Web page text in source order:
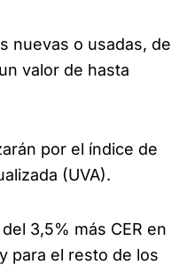
nuevas o usadas, de
valor de hasta
por el índice de
(UVA).
3,5% más CER en
para el resto de los